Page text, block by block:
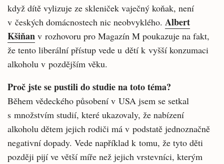
když dítě vylizuje ze skleniček vaječný koňak, není
v českých domácnostech nic neobvyklého. Albert
Kšiňan v rozhovoru pro Magazín M poukazuje na fakt,
že tento liberální přístup vede u dětí k vyšší konzumaci
alkoholu v pozdějším věku.
Proč jste se pustili do studie na toto téma?
Během vědeckého působení v USA jsem se setkal
s množstvím studií, které ukazovaly, že nabízení
alkoholu dětem jejich rodiči má v podstatě jednoznačně
negativní dopady. Vede například k tomu, že tyto děti
později pijí ve větší míře než jejich vrstevníci, kterým